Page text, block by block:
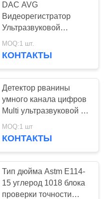
DAC AVG
Видеорегистратор
Ультразвуковой
детектор ошибок
Автоматическая
MOQ:1 шт.
КОНТАКТЫ
Детектор рванины
умного канала цифров
Multi ультразвуковой в
физике
MOQ:1 шт
КОНТАКТЫ
Тип дюйма Astm E114-
15 углерод 1018 блока
проверки точности